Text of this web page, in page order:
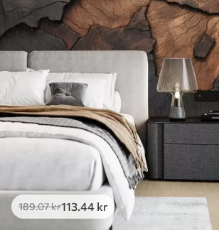
189.07kr113.44 kr